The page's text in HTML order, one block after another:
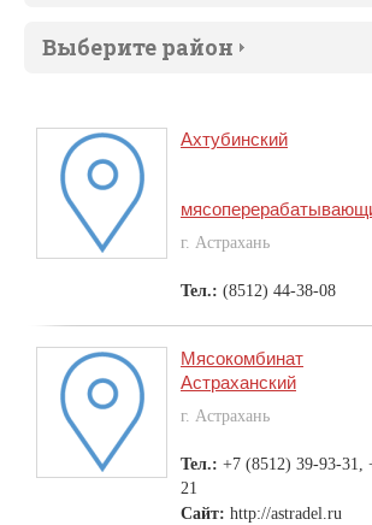
Выберите район
Ахтубинский
г. Астрахань
Тел.: (8512) 44-38-08
Мясокомбинат
Астраханский
г. Астрахань
Тел.: +7 (8512) 39-93-31,
21
Сайт: http://astradel.ru